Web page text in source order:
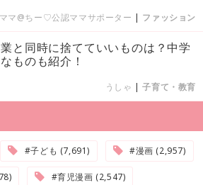
マ@ちー♡公認ママサポーター | ファッション
と同時に捨てていいものは？中学
ものも紹介！
うしゃ |子育て・教育
#子ども (7,691) #漫画 (2,957)
#育児漫画 (2,547)